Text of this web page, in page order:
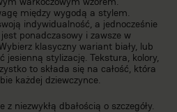
między wygodą a stylem.
indywidualność, a jednocześnie
ponadczasowy i zawsze w
klasyczny wariant biały, lub
jesienną stylizację. Tekstura, kolory,
to składa się na całość, która
każdej dziewczynce.
niezwykłą dbałością o szczegóły.